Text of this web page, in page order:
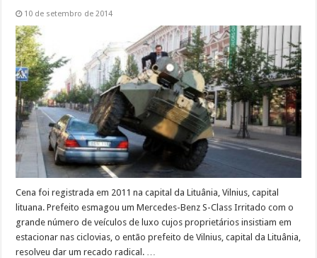
10 de setembro de 2014
Cena foi registrada em 2011 na capital da Lituânia, Vilnius, capital
lituana. Prefeito esmagou um Mercedes-Benz S-Class Irritado com o
grande número de veículos de luxo cujos proprietários insistiam em
estacionar nas ciclovias, o então prefeito de Vilnius, capital da Lituânia,
resolveu dar um recado radical. …